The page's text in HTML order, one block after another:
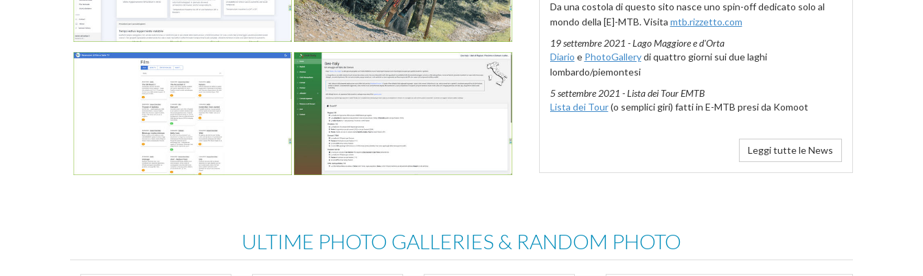
Da una costola di questo sito nasce uno spin-off dedicato solo al
mondo della [E]-MTB. Visita mtb.rizzetto.com
19 settembre 2021 - Lago Maggiore e d'Orta
Diario e PhotoGallerydi quattro giorni sui due laghi
lombardo/piemontesi
5 settembre 2021 - Lista dei Tour EMTB
Lista dei Tour(o semplici giri) fatti in E-MTB presi da Komoot
Leggi tutte le News
ULTIME PHOTO GALLERIES & RANDOM PHOTO